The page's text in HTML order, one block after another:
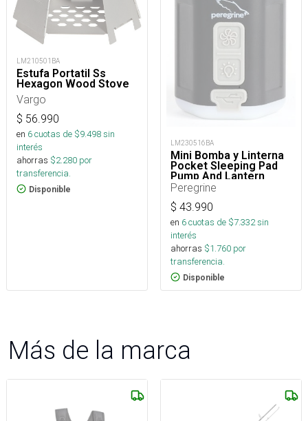
LM210501BA
Estufa Portatil Ss
Hexagon Wood Stove
Vargo
$ 56.990
en 6cuotas de $9.498sin
interés
ahorras $2.280 por
transferencia.
Disponible
LM230516BA
Mini Bomba y Linterna
Pocket Sleeping Pad
Pump And Lantern
Peregrine
$ 43.990
en 6cuotas de $7.332sin
interés
ahorras $1.760 por
transferencia.
Disponible
Más de la marca